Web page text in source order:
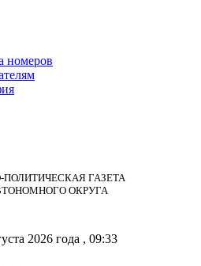
номеров
ГАЗЕТА
ОКРУГА
2026 года , 09:33